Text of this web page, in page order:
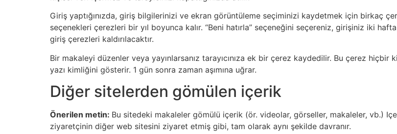
Giriş yaptığınızda, giriş bilgilerinizi ve ekran görüntüleme seçiminizi kaydetmek için birkaç
seçenekleri çerezleri bir yıl boyunca kalır. “Beni hatırla” seçeneğini seçereniz, girişiniz iki
giriş çerezleri kaldırılacaktır.
Bir makaleyi düzenler veya yayınlarsanız tarayıcınıza ek bir çerez kaydedilir. Bu çerez
yazı kimliğini gösterir. 1 gün sonra zaman aşımına uğrar.
Diğer sitelerden gömülen içerik
Önerilen metin: Bu sitedeki makaleler gömülü içerik (ör. videolar, görseller, makaleler, vb.)
ziyaretçinin diğer web sitesini ziyaret etmiş gibi, tam olarak aynı şekilde davranır.